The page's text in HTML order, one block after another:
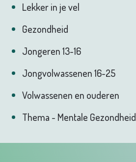
Lekker in je vel
Gezondheid
Jongeren 13-16
Jongvolwassenen 16-25
Volwassenen en ouderen
Thema - Mentale Gezondheid